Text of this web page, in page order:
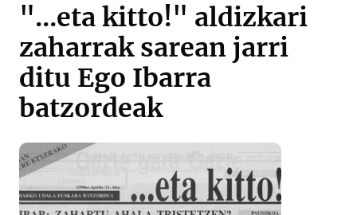
"...eta kitto!" aldizkari
zaharrak sarean jarri
ditu Ego Ibarra
batzordeak